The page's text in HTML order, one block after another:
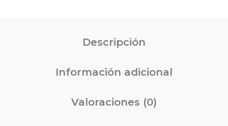
Descripción
Información adicional
Valoraciones (0)